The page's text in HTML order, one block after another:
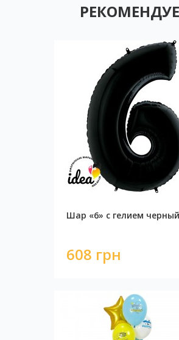
Шар «6» с гелием
608 грн